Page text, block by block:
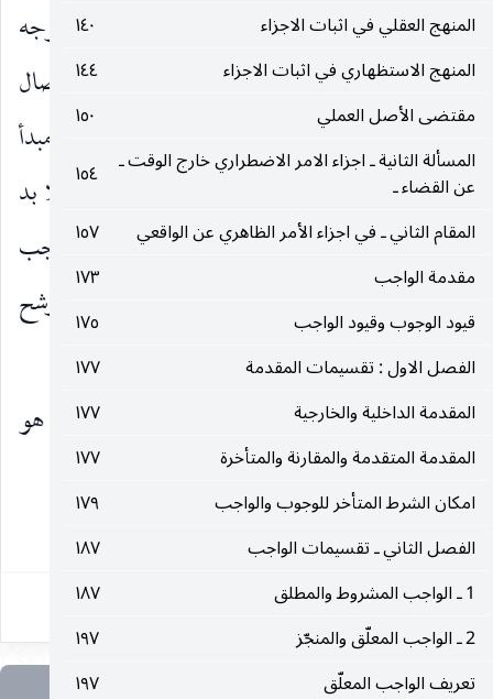
المنهج العقلي في اثبات الاجزاء
١٤٠
المنهج الاستظهاري في اثبات الاجزاء
١٤٤
مقتضى الأصل العملي
١٥٠
المسألة الثانية ـ اجزاء الامر الاضطراري خارج الوقت ـ
عن القضاء ـ
١٥٤
المقام الثاني ـ في اجزاء الأمر الظاهري عن الواقعي
١٥٧
مقدمة الواجب
١٧٣
قيود الوجوب وقيود الواجب
١٧٥
الفصل الاول : تقسيمات المقدمة
١٧٧
المقدمة الداخلية والخارجية
١٧٧
المقدمة المتقدمة والمقارنة والمتأخرة
١٧٧
امكان الشرط المتأخر للوجوب والواجب
١٧٩
الفصل الثاني ـ تقسيمات الواجب
١٨٧
1 ـ الواجب المشروط والمطلق
١٨٧
2 ـ الواجب المعلّق والمنجّز
١٩٧
تعريف الواجب المعلّق
١٩٧
وقد ظهر جواب هذا الوجه مما ذكرناه في رد الوجه
السابق ، فان القول بالمقدمة الموصلة لا يعني أخذ الإيصال
قيدا في الواجب الغيري زائدا على ذات المقدمة ، وان مبدأ
الوجوب الغيري هو الإيصال إلى الواجب النفسيّ فلا بد
وان يكون ما يترشح عليه الوجوب الغيري من الواجب
النفسيّ امرا آخر غير الواجب النفسيّ ليعقل ان يترشح
عليه وجوب غيري ، لا ما إذا كان نفسه.
الا ان السيد الأستاذ ذكر في المقام جوابا ثالثا هو
الالتزام بالتعدد ثم التأكد
٢٤٥